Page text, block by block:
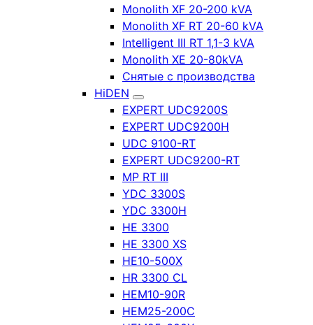
Monolith XF 20-200 kVA
Monolith XF RT 20-60 kVA
Intelligent III RT 1,1-3 kVA
Monolith XE 20-80kVA
Снятые с производства
HiDEN
EXPERT UDC9200S
EXPERT UDC9200H
UDC 9100-RT
EXPERT UDC9200-RT
MP RT III
YDC 3300S
YDC 3300H
HE 3300
HE 3300 XS
HE10-500X
HR 3300 CL
HEM10-90R
HEM25-200C